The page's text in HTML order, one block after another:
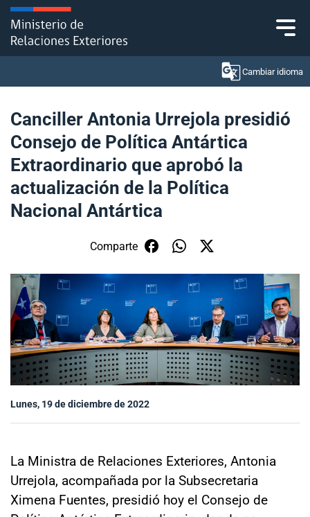
Click acá para ir directamente al contenido
Cambiar idioma
Ministerio
Política Exterior
Embajadas y consulados
Servicios ciudadanos
Subsecretaría de Relaciones Económicas
Internacionales
Sala de prensa
modo claro
Canciller Antonia Urrejola presidió
Consejo de Política Antártica
Extraordinario que aprobó la
actualización de la Política
Nacional Antártica
Comparte
Lunes, 19 de diciembre de 2022
La Ministra de Relaciones Exteriores, Antonia
Urrejola, acompañada por la Subsecretaria
Ximena Fuentes, presidió hoy el Consejo de